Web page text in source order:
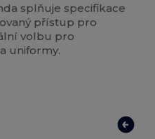
splňuje specifikace
přístup pro
volbu pro
uniformy.